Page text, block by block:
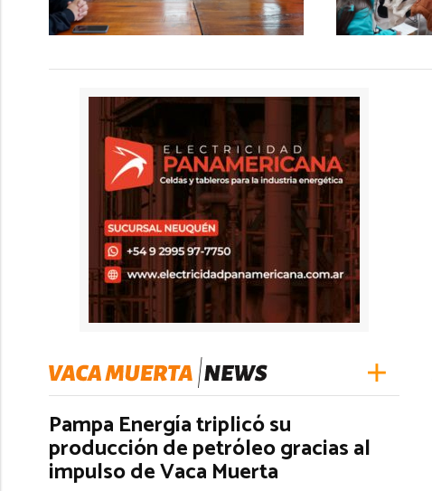
Pampa Energía triplicó su
producción de petróleo gracias al
impulso de Vaca Muerta